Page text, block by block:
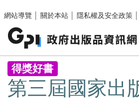
網站導覽
關於本站 隱私權及安全政策
:::
得獎好書
第三屆國家出